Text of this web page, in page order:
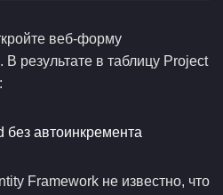
веб-форму
результате в таблицу Project
Framework не известно, что